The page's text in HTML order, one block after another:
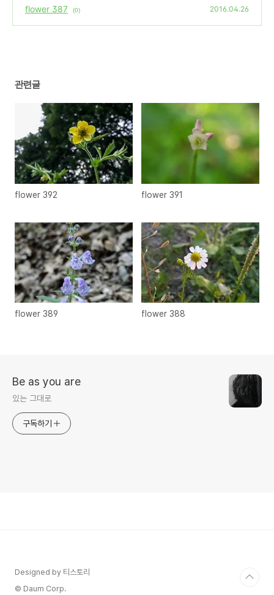
flower 387 (0) 2016.04.26
관련글
flower 392 flower 391
flower 389 flower 388
Be as you are
있는 그대로
구독하기
Designed by 티스토리
© Daum Corp.